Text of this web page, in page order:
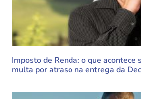
Imposto de Renda: o que acontece
multa por atraso na entrega da